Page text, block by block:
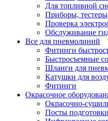
Для топливной
Приборы, тестеры
Проверка
Обслуживание
Все для пневмолиний
Фитинги
Быстросъемные
Шланги для
Катушки для
Фитинги
Окрасочное
Окрасочно-
Посты